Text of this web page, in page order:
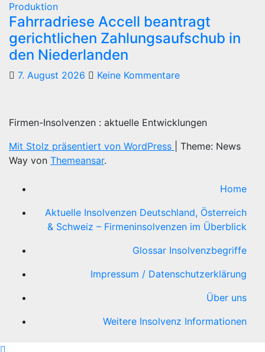
Produktion
Fahrradriese Accell beantragt
gerichtlichen Zahlungsaufschub in
den Niederlanden
7. August 2026 Keine Kommentare
Firmen-Insolvenzen : aktuelle Entwicklungen
Mit Stolz präsentiert von WordPress
Theme: News
Way von Themeansar.
Home
Aktuelle Insolvenzen Deutschland, Österreich
& Schweiz – Firmeninsolvenzen im Überblick
Glossar Insolvenzbegriffe
Impressum / Datenschutzerklärung
Über uns
Weitere Insolvenz Informationen